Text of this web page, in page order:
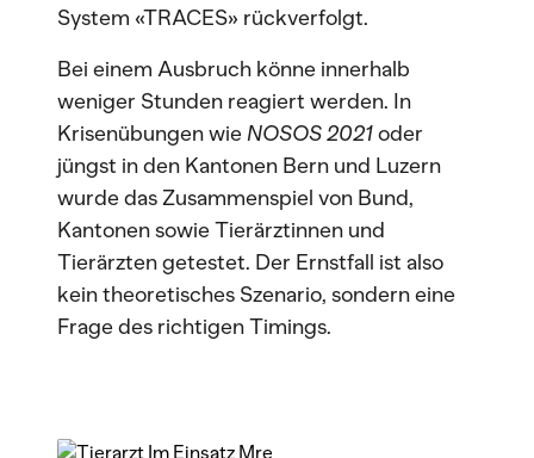
System «TRACES» rückverfolgt.
Bei einem Ausbruch könne innerhalb
weniger Stunden reagiert werden. In
Krisenübungen wie NOSOS 2021oder
jüngst in den Kantonen Bern und Luzern
wurde das Zusammenspiel von Bund,
Kantonen sowie Tierärztinnen und
Tierärzten getestet. Der Ernstfall ist also
kein theoretisches Szenario, sondern eine
Frage des richtigen Timings.